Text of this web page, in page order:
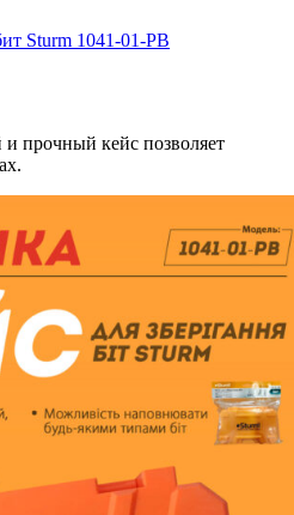
прочный кейс позволяет